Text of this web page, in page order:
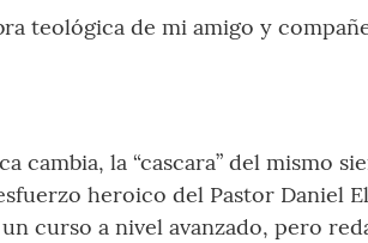
teológica de mi amigo y
cambia, la “cascara” del mismo
heroico del Pastor Daniel
curso a nivel avanzado, pero